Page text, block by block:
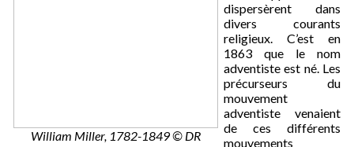
William Miller, 1782-1849 © DR
dispersèrent dans
divers courants
religieux. C’est en
1863 que le nom
adventiste est né. Les
précurseurs du
mouvement
adventiste venaient
de ces différents
mouvements